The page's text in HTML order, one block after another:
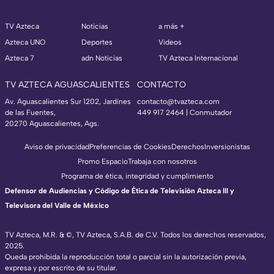
TV Azteca
Azteca UNO
Azteca 7
Noticias
Deportes
adn Noticias
a más +
Videos
TV Azteca Internacional
TV AZTECA AGUASCALIENTES
Av. Aguascalientes Sur 1202, Jardines
de las Fuentes,
20270 Aguascalientes, Ags.
CONTACTO
contacto@tvazteca.com
449 917 2464 | Conmutador
TV Azteca, M.R. & ©, TV Azteca, S.A.B. de C.V. Todos los derechos reservados,
2025.
Queda prohibida la reproducción total o parcial sin la autorización previa,
expresa y por escrito de su titular.
Aviso de privacidadPreferencias de CookiesDerechosInversionistas
Promo EspacioTrabaja con nosotros
Programa de ética, integridad y cumplimiento
Defensor de Audiencias y Código de Ética de Televisión Azteca III y
Televisora del Valle de México